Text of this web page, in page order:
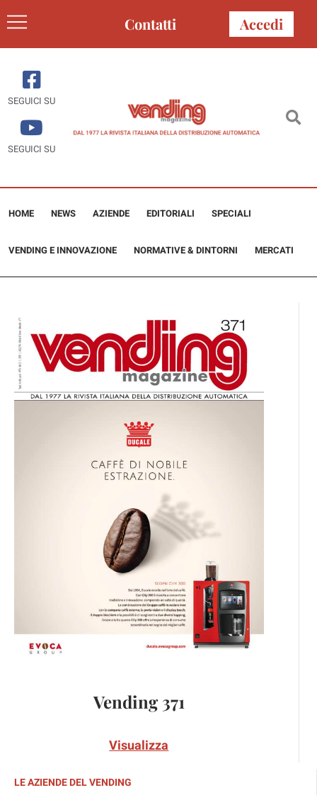
Contatti Accedi
SEGUICI SU
SEGUICI SU
HOME NEWS AZIENDE EDITORIALI SPECIALI
VENDING E INNOVAZIONE NORMATIVE & DINTORNI MERCATI
Vending 371
Visualizza
LE AZIENDE DEL VENDING